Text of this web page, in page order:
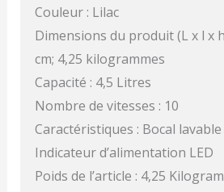
Couleur : Lilac
Dimensions du produit (L x l x
cm; 4,25 kilogrammes
Capacité : 4,5 Litres
Nombre de vitesses : 10
Caractéristiques : Bocal
Indicateur d’alimentation LED
Poids de l’article : 4,25